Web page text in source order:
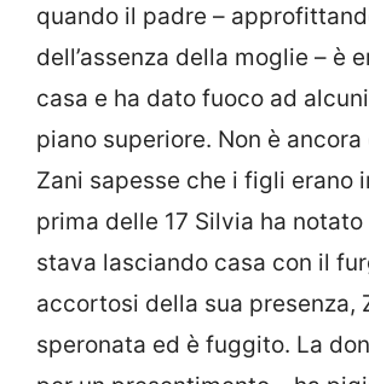
quando il padre –
dell’assenza della moglie – è
casa e ha dato fuoco ad
piano superiore. Non è ancora
Zani sapesse che i figli erano
prima delle 17 Silvia ha
stava lasciando casa con il
accortosi della sua presenza,
speronata ed è fuggito. La